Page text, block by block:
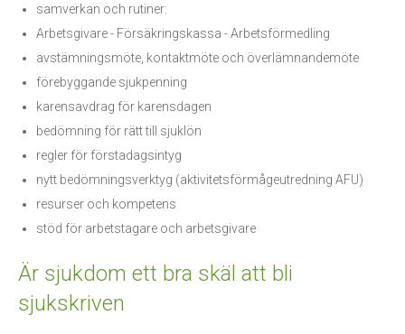
samverkan och rutiner:
Arbetsgivare - Försäkringskassa - Arbetsförmedling
avstämningsmöte, kontaktmöte och överlämnandemöte
förebyggande sjukpenning
karensavdrag för karensdagen
bedömning för rätt till sjuklön
regler för förstadagsintyg
nytt bedömningsverktyg (aktivitetsförmågeutredning AFU)
resurser och kompetens
stöd för arbetstagare och arbetsgivare
Är sjukdom ett bra skäl att bli
sjukskriven